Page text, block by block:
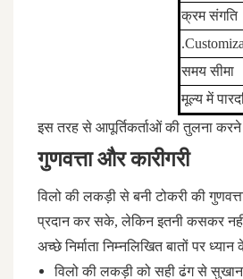
क्रम संगति
समय सीमा
मूल्य में
इस तरह से आपूर्तिकर्ताओं की तुलना
गुणवत्ता और कारीगरी
विलो की लकड़ी से बनी टोकरी की
प्रदान कर सके, लेकिन इतनी कसकर नहीं
अच्छे निर्माता निम्नलिखित बातों पर
विलो की लकड़ी को सही ढंग से